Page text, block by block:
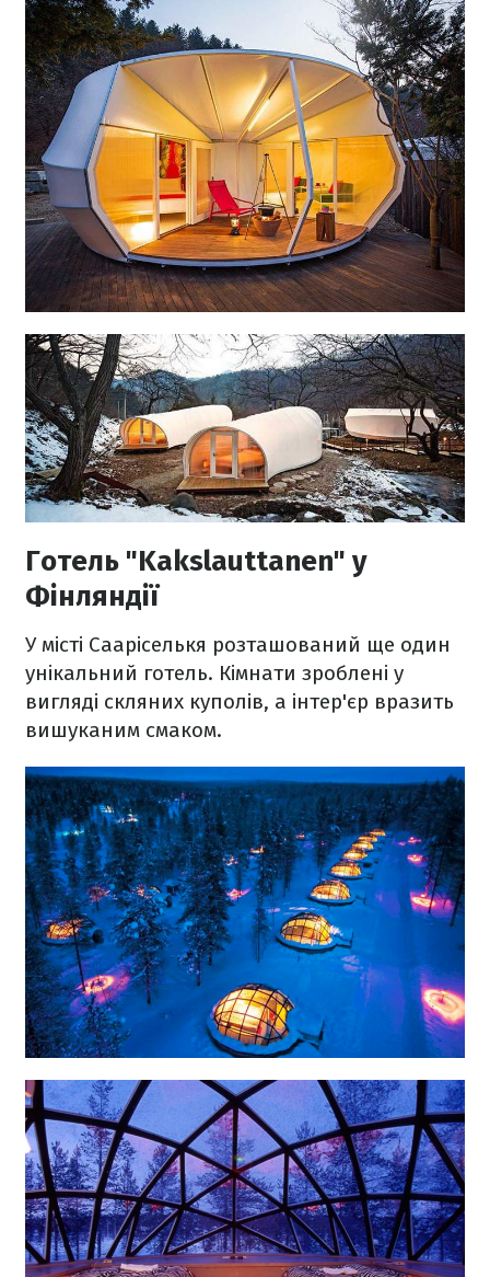
Готель "Kakslauttanen" у
Фінляндії
У місті Сааріселькя розташований ще один
унікальний готель. Кімнати зроблені у
вигляді скляних куполів, а інтер'єр вразить
вишуканим смаком.